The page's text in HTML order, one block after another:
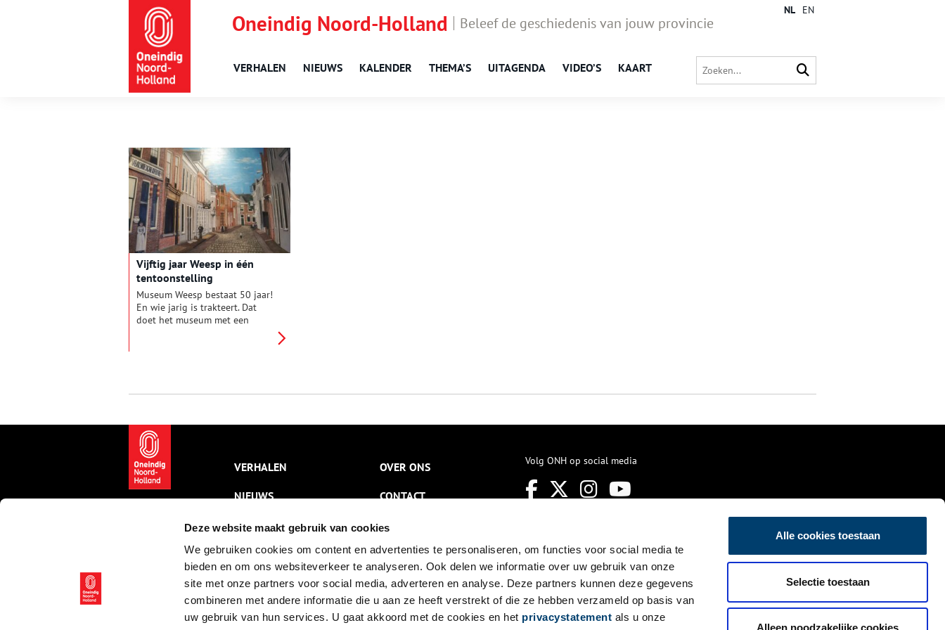
Deze website maakt gebruik van cookies
We gebruiken cookies om content en advertenties te personaliseren, om functies voor social media te
bieden en om ons websiteverkeer te analyseren. Ook delen we informatie over uw gebruik van onze
site met onze partners voor social media, adverteren en analyse. Deze partners kunnen deze gegevens
combineren met andere informatie die u aan ze heeft verstrekt of die ze hebben verzameld op basis van
uw gebruik van hun services. U gaat akkoord met de cookies en het privacystatement als u onze
Alle cookies toestaan
Selectie toestaan
Alleen noodzakelijke cookies
Oneindig Noord-Holland Beleef de geschiedenis van jouw provincie
VERHALEN NIEUWS KALENDER THEMA’S UITAGENDA VIDEO’S KAART
NL EN
Vijftig jaar Weesp in één
tentoonstelling
Museum Weesp bestaat 50 jaar!
En wie jarig is trakteert. Dat
doet het museum met een
over het museum, maar ook
alleen porselein en cacao.
VERHALEN
NIEUWS
KALENDER
THEMA’S
ACTIVITEITEN
VIDEO’S
OVER ONS
CONTACT
NIEUWSBRIEF
DISCLAIMER
PRIVACY
TOEGANKELIJKHEID
Volg ONH op social media